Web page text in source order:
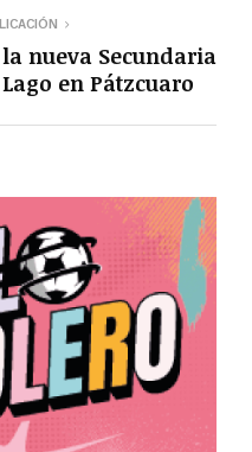
nueva Secundaria
en Pátzcuaro